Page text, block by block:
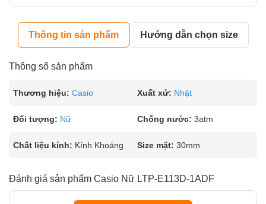
Thông tin sản phẩm Hướng dẫn chọn size
Thông số sản phẩm
Thương hiệu: Casio Xuất xứ: Nhật
Đối tượng: Nữ Chống nước: 3atm
Chất liệu kính: Kính Khoáng Size mặt: 30mm
Đánh giá sản phẩm Casio Nữ LTP-E113D-1ADF